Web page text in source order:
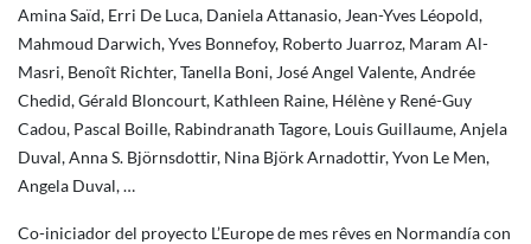
Amina Saïd, Erri De Luca, Daniela Attanasio, Jean-Yves Léopold,
Mahmoud Darwich, Yves Bonnefoy, Roberto Juarroz, Maram Al-
Masri, Benoît Richter, Tanella Boni, José Angel Valente, Andrée
Chedid, Gérald Bloncourt, Kathleen Raine, Hélène y René-Guy
Cadou, Pascal Boille, Rabindranath Tagore, Louis Guillaume, Anjela
Duval, Anna S. Björnsdottir, Nina Björk Arnadottir, Yvon Le Men,
Angela Duval, …
Co-iniciador del proyecto L’Europe de mes rêves en Normandía con